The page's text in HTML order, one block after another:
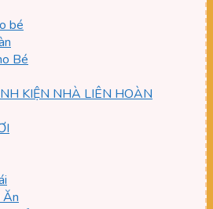
bé
Bé
KIỆN NHÀ LIÊN HOÀN
Ăn